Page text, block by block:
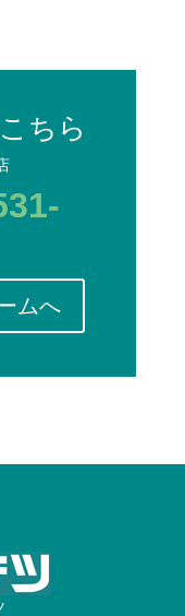
ちら
ムへ